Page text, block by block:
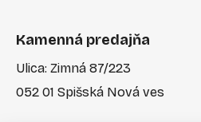
Kamenná predajňa
Ulica: Zimná 87/223
052 01 Spišská Nová ves